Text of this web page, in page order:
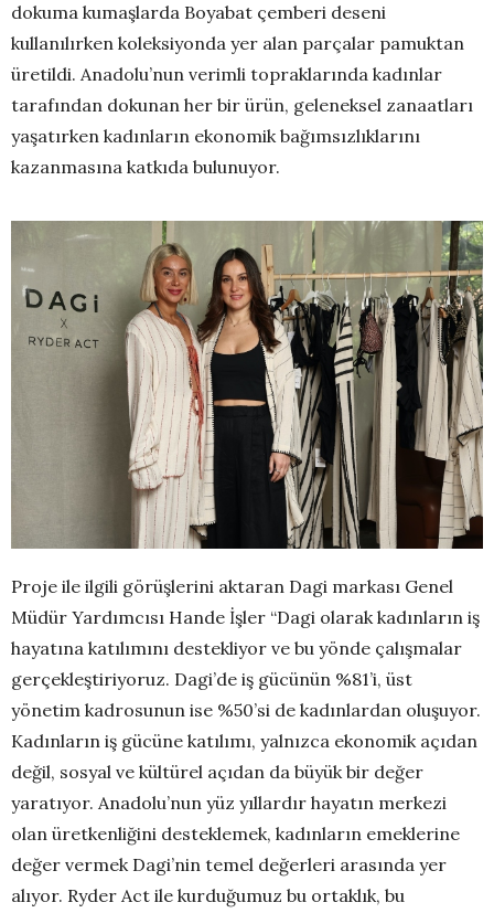
dokuma kumaşlarda Boyabat çemberi deseni
kullanılırken koleksiyonda yer alan parçalar pamuktan
üretildi. Anadolu’nun verimli topraklarında kadınlar
tarafından dokunan her bir ürün, geleneksel zanaatları
yaşatırken kadınların ekonomik bağımsızlıklarını
kazanmasına katkıda bulunuyor.
Proje ile ilgili görüşlerini aktaran Dagi markası Genel
Müdür Yardımcısı Hande İşler “Dagi olarak kadınların iş
hayatına katılımını destekliyor ve bu yönde çalışmalar
gerçekleştiriyoruz. Dagi’de iş gücünün %81’i, üst
yönetim kadrosunun ise %50’si de kadınlardan oluşuyor.
Kadınların iş gücüne katılımı, yalnızca ekonomik açıdan
değil, sosyal ve kültürel açıdan da büyük bir değer
yaratıyor. Anadolu’nun yüz yıllardır hayatın merkezi
olan üretkenliğini desteklemek, kadınların emeklerine
değer vermek Dagi’nin temel değerleri arasında yer
alıyor. Ryder Act ile kurduğumuz bu ortaklık, bu